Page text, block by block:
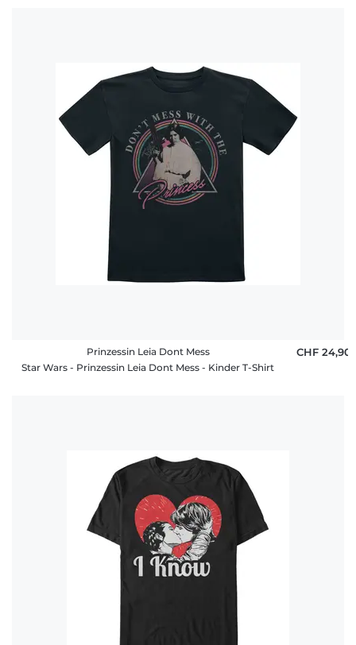
Prinzessin Leia Dont Mess
Star Wars - Prinzessin Leia Dont Mess - Kinder T-Shirt
CHF 24,90